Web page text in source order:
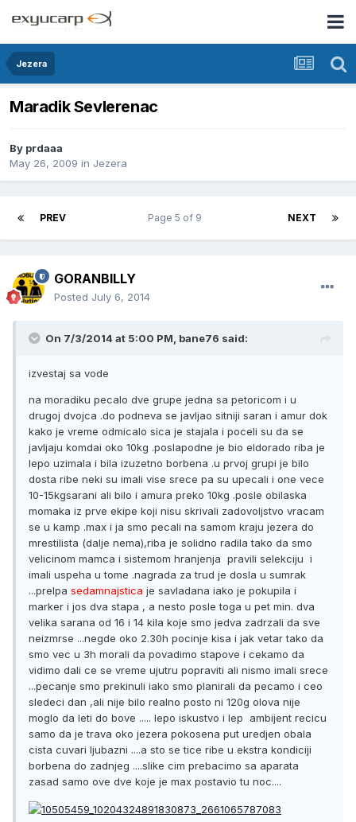
Jezera
Maradik Sevlerenac
By prdaaa
May 26, 2009 in Jezera
PREV NEXT
Page 5 of 9
GORANBILLY
Posted July 6, 2014
On 7/3/2014 at 5:00 PM, bane76 said:
izvestaj sa vode
na moradiku pecalo dve grupe jedna sa petoricom i u
drugoj dvojca .do podneva se javljao sitniji saran i amur dok
kako je vreme odmicalo sica je stajala i poceli su da se
javljaju komdai oko 10kg .poslapodne je bio eldorado riba je
lepo uzimala i bila izuzetno borbena .u prvoj grupi je bilo
dosta ribe neki su imali vise srece pa su upecali i one vece
10-15kgsarani ali bilo i amura preko 10kg .posle obilaska
momaka iz prve ekipe koji nisu skrivali zadovoljstvo vracam
se u kamp .max i ja smo pecali na samom kraju jezera do
mrestilista (dalje nema),riba je solidno radila tako da smo
velicinom mamca i sistemom hranjenja pravili selekciju i
imali uspeha u tome .nagrada za trud je dosla u sumrak
...prelpa sedamnajstica je savladana iako je pokupila i
marker i jos dva stapa , a nesto posle toga u pet min. dva
velika sarana od 16 i 14 kila koje smo jedva zadrzali da sve
neizmrse ...negde oko 2.30h pocinje kisa i jak vetar tako da
smo vec u 3h morali da povadimo stapove i cekamo da
vidimo dali ce se vreme ujutru popraviti ali nismo imali srece
...pecanje smo prekinuli iako smo planirali da pecamo i ceo
sledeci dan ,ali nije bilo realno posto ni 120g olova nije
moglo da leti do bove ..... lepo iskustvo i lep ambijent recicu
samo da je trava oko jezera pokosena put uredjen obala
cista cuvari ljubazni ....a sto se tice ribe u ekstra kondiciji
borbena do zadnjeg ....slike cim prebacimo sa aparata
zasad samo ove dve koje je max postavio tu noc....